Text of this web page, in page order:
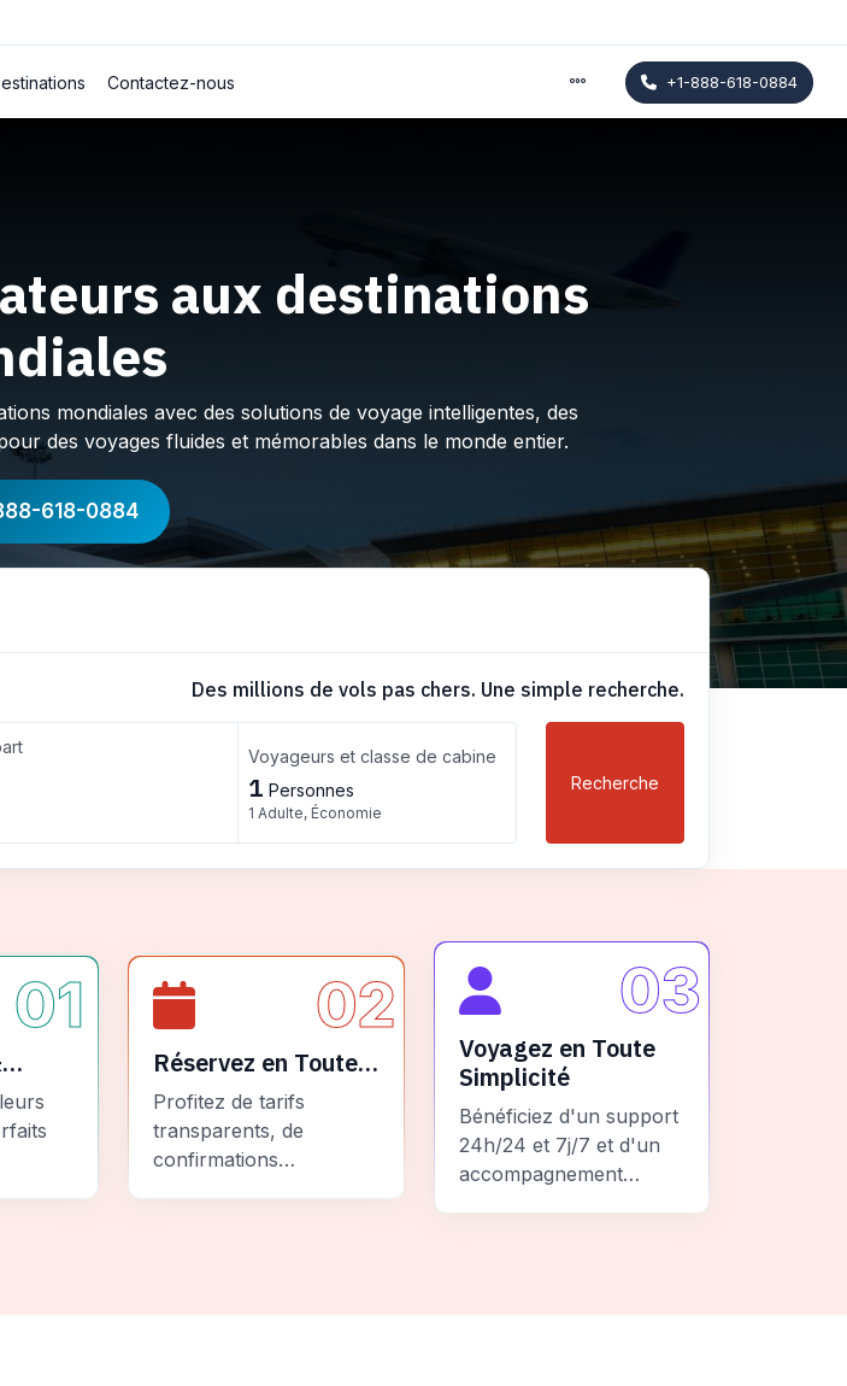
Contactez-nous +1-888-618-0884
aux destinations
mondiales avec des solutions de voyage intelligentes, des
des voyages fluides et mémorables dans le monde entier.
618-0884
Des millions de vols pas chers. Une simple recherche.
Voyageurs et classe de cabine
1 Personnes
1 Adulte, Économie
Recherche
01 02
Réservez en Toute
Sécurité
Profitez de tarifs
transparents, de
confirmations
03
Voyagez en Toute
Simplicité
Bénéficiez d'un support
24h/24 et 7j/7 et d'un
accompagnement